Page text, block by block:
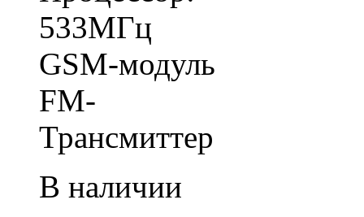
533МГц
GSM-модуль
FM-
Трансмиттер
В наличии